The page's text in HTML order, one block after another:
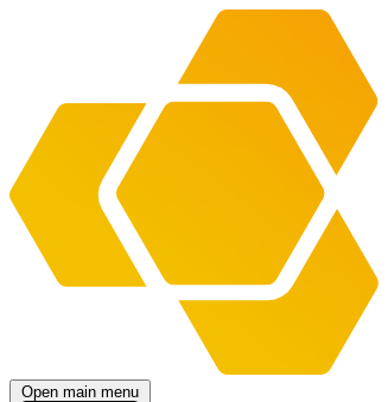
Open main menu